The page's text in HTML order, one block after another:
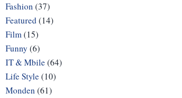
Fashion (37)
Featured (14)
Film(15)
Funny (6)
IT & Mbile (64)
Life Style (10)
Monden (61)